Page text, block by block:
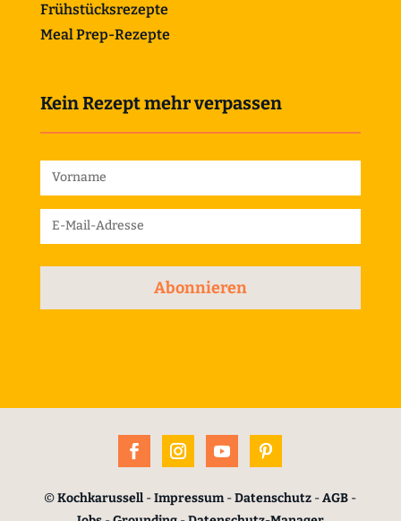
Frühstücksrezepte
Meal Prep-Rezepte
Kein Rezept mehr verpassen
Abonnieren
©Kochkarussell -Impressum-Datenschutz -AGB -